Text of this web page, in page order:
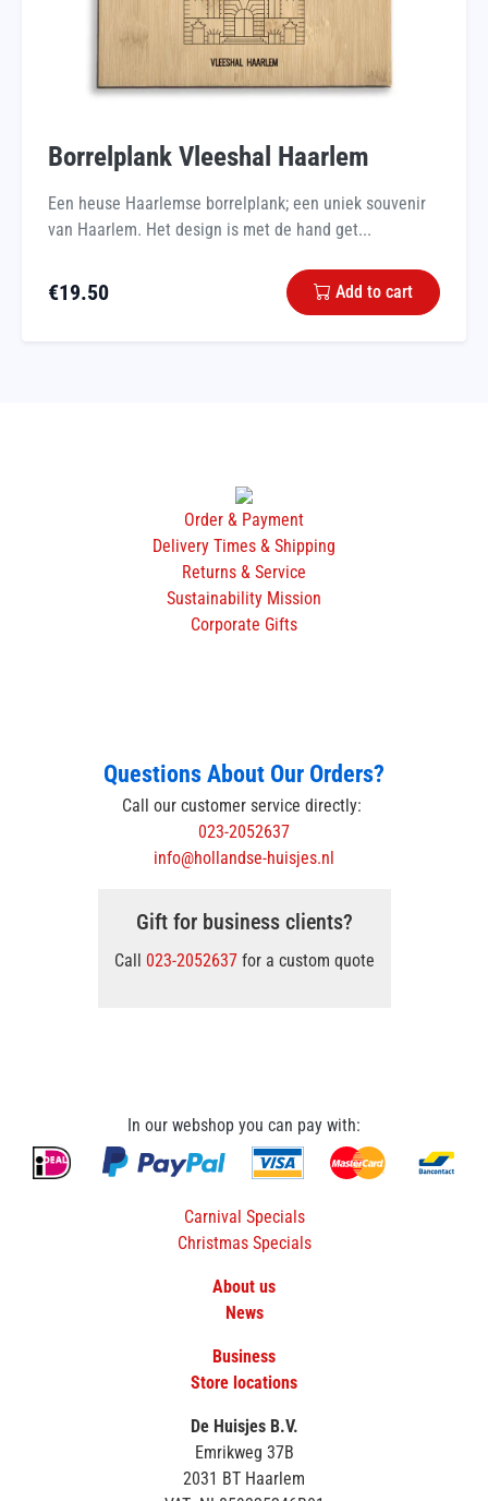
Borrelplank Vleeshal Haarlem
Een heuse Haarlemse borrelplank; een uniek souvenir
van Haarlem. Het design is met de hand get...
€19.50 Add to cart
Order & Payment
Delivery Times & Shipping
Returns & Service
Sustainability Mission
Corporate Gifts
Questions About Our Orders?
Call our customer service directly:
023-2052637
info@hollandse-huisjes.nl
Gift for business clients?
Call 023-2052637for a custom quote
In our webshop you can pay with:
Carnival Specials
Christmas Specials
About us
News
Business
Store locations
De Huisjes B.V.
Emrikweg 37B
2031 BT Haarlem